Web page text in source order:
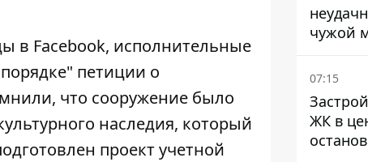
в Facebook, исполнительные
петиции о
что сооружение было
наследия, который
проект учетной
чужой
07:15
ЖК в